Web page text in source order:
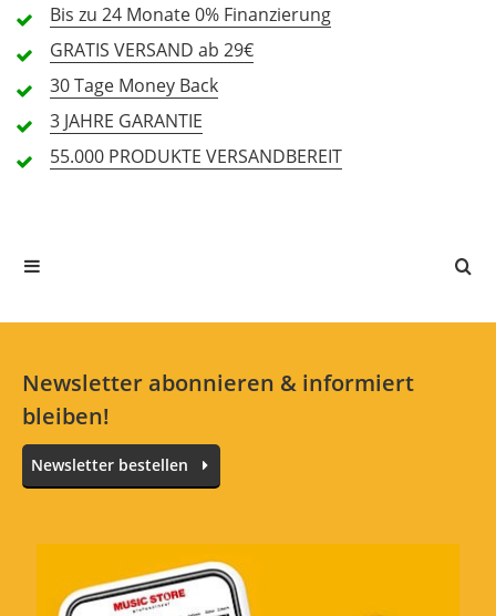
Alle Sprachen
In deiner Sprache gibt es noch keine Textbewertungen.
Bis zu 24 Monate0% Finanzierung
GRATIS VERSAND ab 29€
30 Tage Money Back
3 JAHRE GARANTIE
55.000 PRODUKTE VERSANDBEREIT
Newsletter abonnieren & informiert
bleiben!
Newsletter bestellen